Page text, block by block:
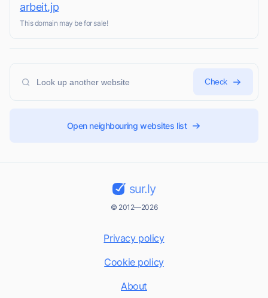
arbeit.jp
This domain may be for sale!
Check
Open neighbouring websites list
sur.ly
© 2012—2026
Privacy policy
Cookie policy
About